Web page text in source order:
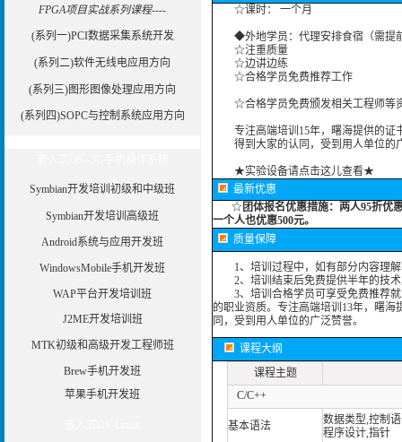
FPGA项目实战系列课程----
(系列一)PCI数据采集系统开发
(系列二)软件无线电应用方向
(系列三)图形图像处理应用方向
(系列四)SOPC与控制系统应用方向
Symbian开发培训初级和中级班
Symbian开发培训高级班
Android系统与应用开发班
WindowsMobile手机开发班
WAP平台开发培训班
J2ME开发培训班
MTK初级和高级开发工程师班
Brew手机开发班
苹果手机开发班
☆课时： 一个月
◆外地学员：代理安排食宿（需提
☆注重质量
☆边讲边练
☆合格学员免费推荐工作
☆合格学员免费颁发相关工程师等
专注高端培训15年，曙海提供的证
得到大家的认同，受到用人单位的
★实验设备请点击这儿查看★
最新优惠
☆ 团体报名优惠措施： 两人95折优
一个人也优惠500元。
质量保障
1、培训过程中，如有部分内容理解
2、培训结束后免费提供半年的技术
3、培训合格学员可享受免费推荐就
的职业资质。专注高端培训13年，曙
同，受到用人单位的广泛赞誉。
课程大纲
课程主题
C/C++
基本语法
数据类型,控制
程序设计,指针